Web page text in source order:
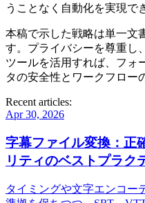
うことなく自動化を実現で
本稿で示した戦略は単一文
す。プライバシーを尊重し
ツールを活用すれば、フォ
タの安全性とワークフロー
Recent articles:
Apr 30, 2026
字幕ファイル変換：正
リティのベストプラク
タイミングや文字エンコー